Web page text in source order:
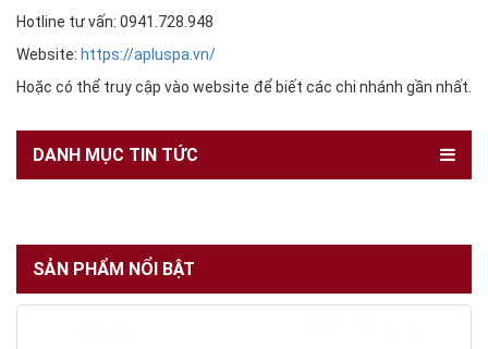
Hotline tư vấn: 0941.728.948
Website: https://apluspa.vn/
Hoặc có thể truy cập vào website để biết các chi nhánh gần nhất.
DANH MỤC TIN TỨC
SẢN PHẨM NỔI BẬT